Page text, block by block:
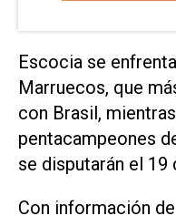
Escocia se
Marruecos, que
con Brasil,
pentacampeones
‌se ⁠disputarán el 19
Con información